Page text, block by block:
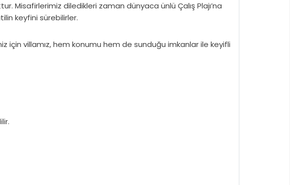
Misafirlerimiz diledikleri zaman dünyaca ünlü Çalış Plajı’na
keyfini sürebilirler.
için villamız, hem konumu hem de sunduğu imkanlar ile keyifli